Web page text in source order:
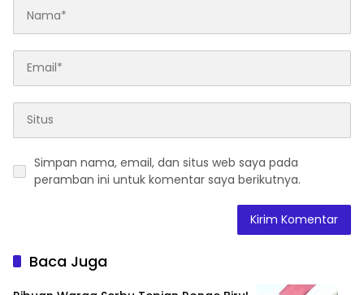
Simpan nama, email, dan situs web saya pada
peramban ini untuk komentar saya berikutnya.
Baca Juga